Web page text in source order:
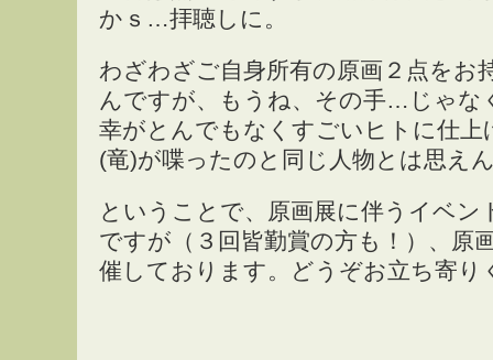
かｓ…拝聴しに。
わざわざご自身所有の原画２点をお
んですが、もうね、その手…じゃな
幸がとんでもなくすごいヒトに仕上
(竜)が喋ったのと同じ人物とは思え
ということで、原画展に伴うイベン
ですが（３回皆勤賞の方も！）、原
催しております。どうぞお立ち寄り